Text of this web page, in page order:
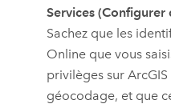
Services (Configurer
Sachez que les
Online que vous
privilèges sur
géocodage, et que